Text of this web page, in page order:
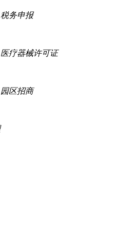
税务申报
医疗器械许可证
园区招商